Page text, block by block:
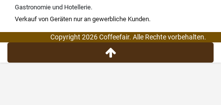
Gastronomie und Hotellerie.
Verkauf von Geräten nur an gewerbliche Kunden.
Copyright 2026 Coffeefair. Alle Rechte vorbehalten.